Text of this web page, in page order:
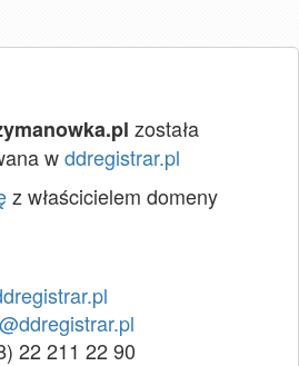
została
wddregistrar.pl
z właścicielem domeny
22 211 22 90